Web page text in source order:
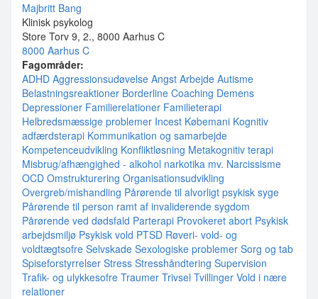
Majbritt Bang
Klinisk psykolog
Store Torv 9, 2., 8000 Aarhus C
8000 Aarhus C
Fagområder:
ADHD Aggressionsudøvelse Angst Arbejde Autisme
Belastningsreaktioner Borderline Coaching Demens
Depressioner Familierelationer Familieterapi
Helbredsmæssige problemer Incest Købemani Kognitiv
adfærdsterapi Kommunikation og samarbejde
Kompetenceudvikling Konfliktløsning Metakognitiv terapi
Misbrug/afhængighed - alkohol narkotika mv. Narcissisme
OCD Omstrukturering Organisationsudvikling
Overgreb/mishandling Pårørende til alvorligt psykisk syge
Pårørende til person ramt af invaliderende sygdom
Pårørende ved dødsfald Parterapi Provokeret abort Psykisk
arbejdsmiljø Psykisk vold PTSD Røveri- vold- og
voldtægtsofre Selvskade Sexologiske problemer Sorg og tab
Spiseforstyrrelser Stress Stresshåndtering Supervision
Trafik- og ulykkesofre Traumer Trivsel Tvillinger Vold i nære
relationer